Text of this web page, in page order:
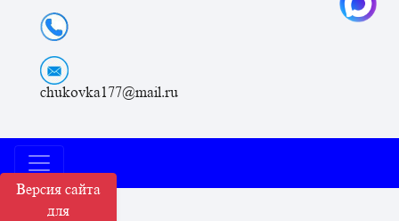
Версия сайта
для
chukovka177@mail.ru